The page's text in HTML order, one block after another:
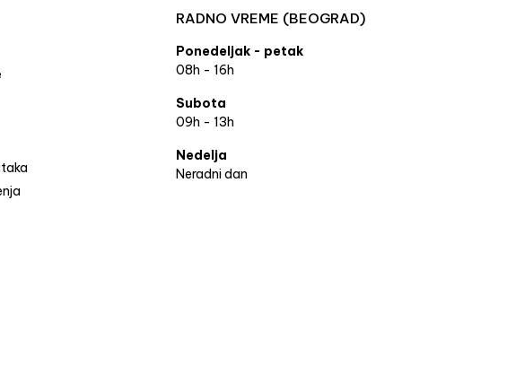
RADNO VREME (BEOGRAD)
Ponedeljak - petak
08h - 16h
Subota
09h - 13h
Nedelja
Neradni dan